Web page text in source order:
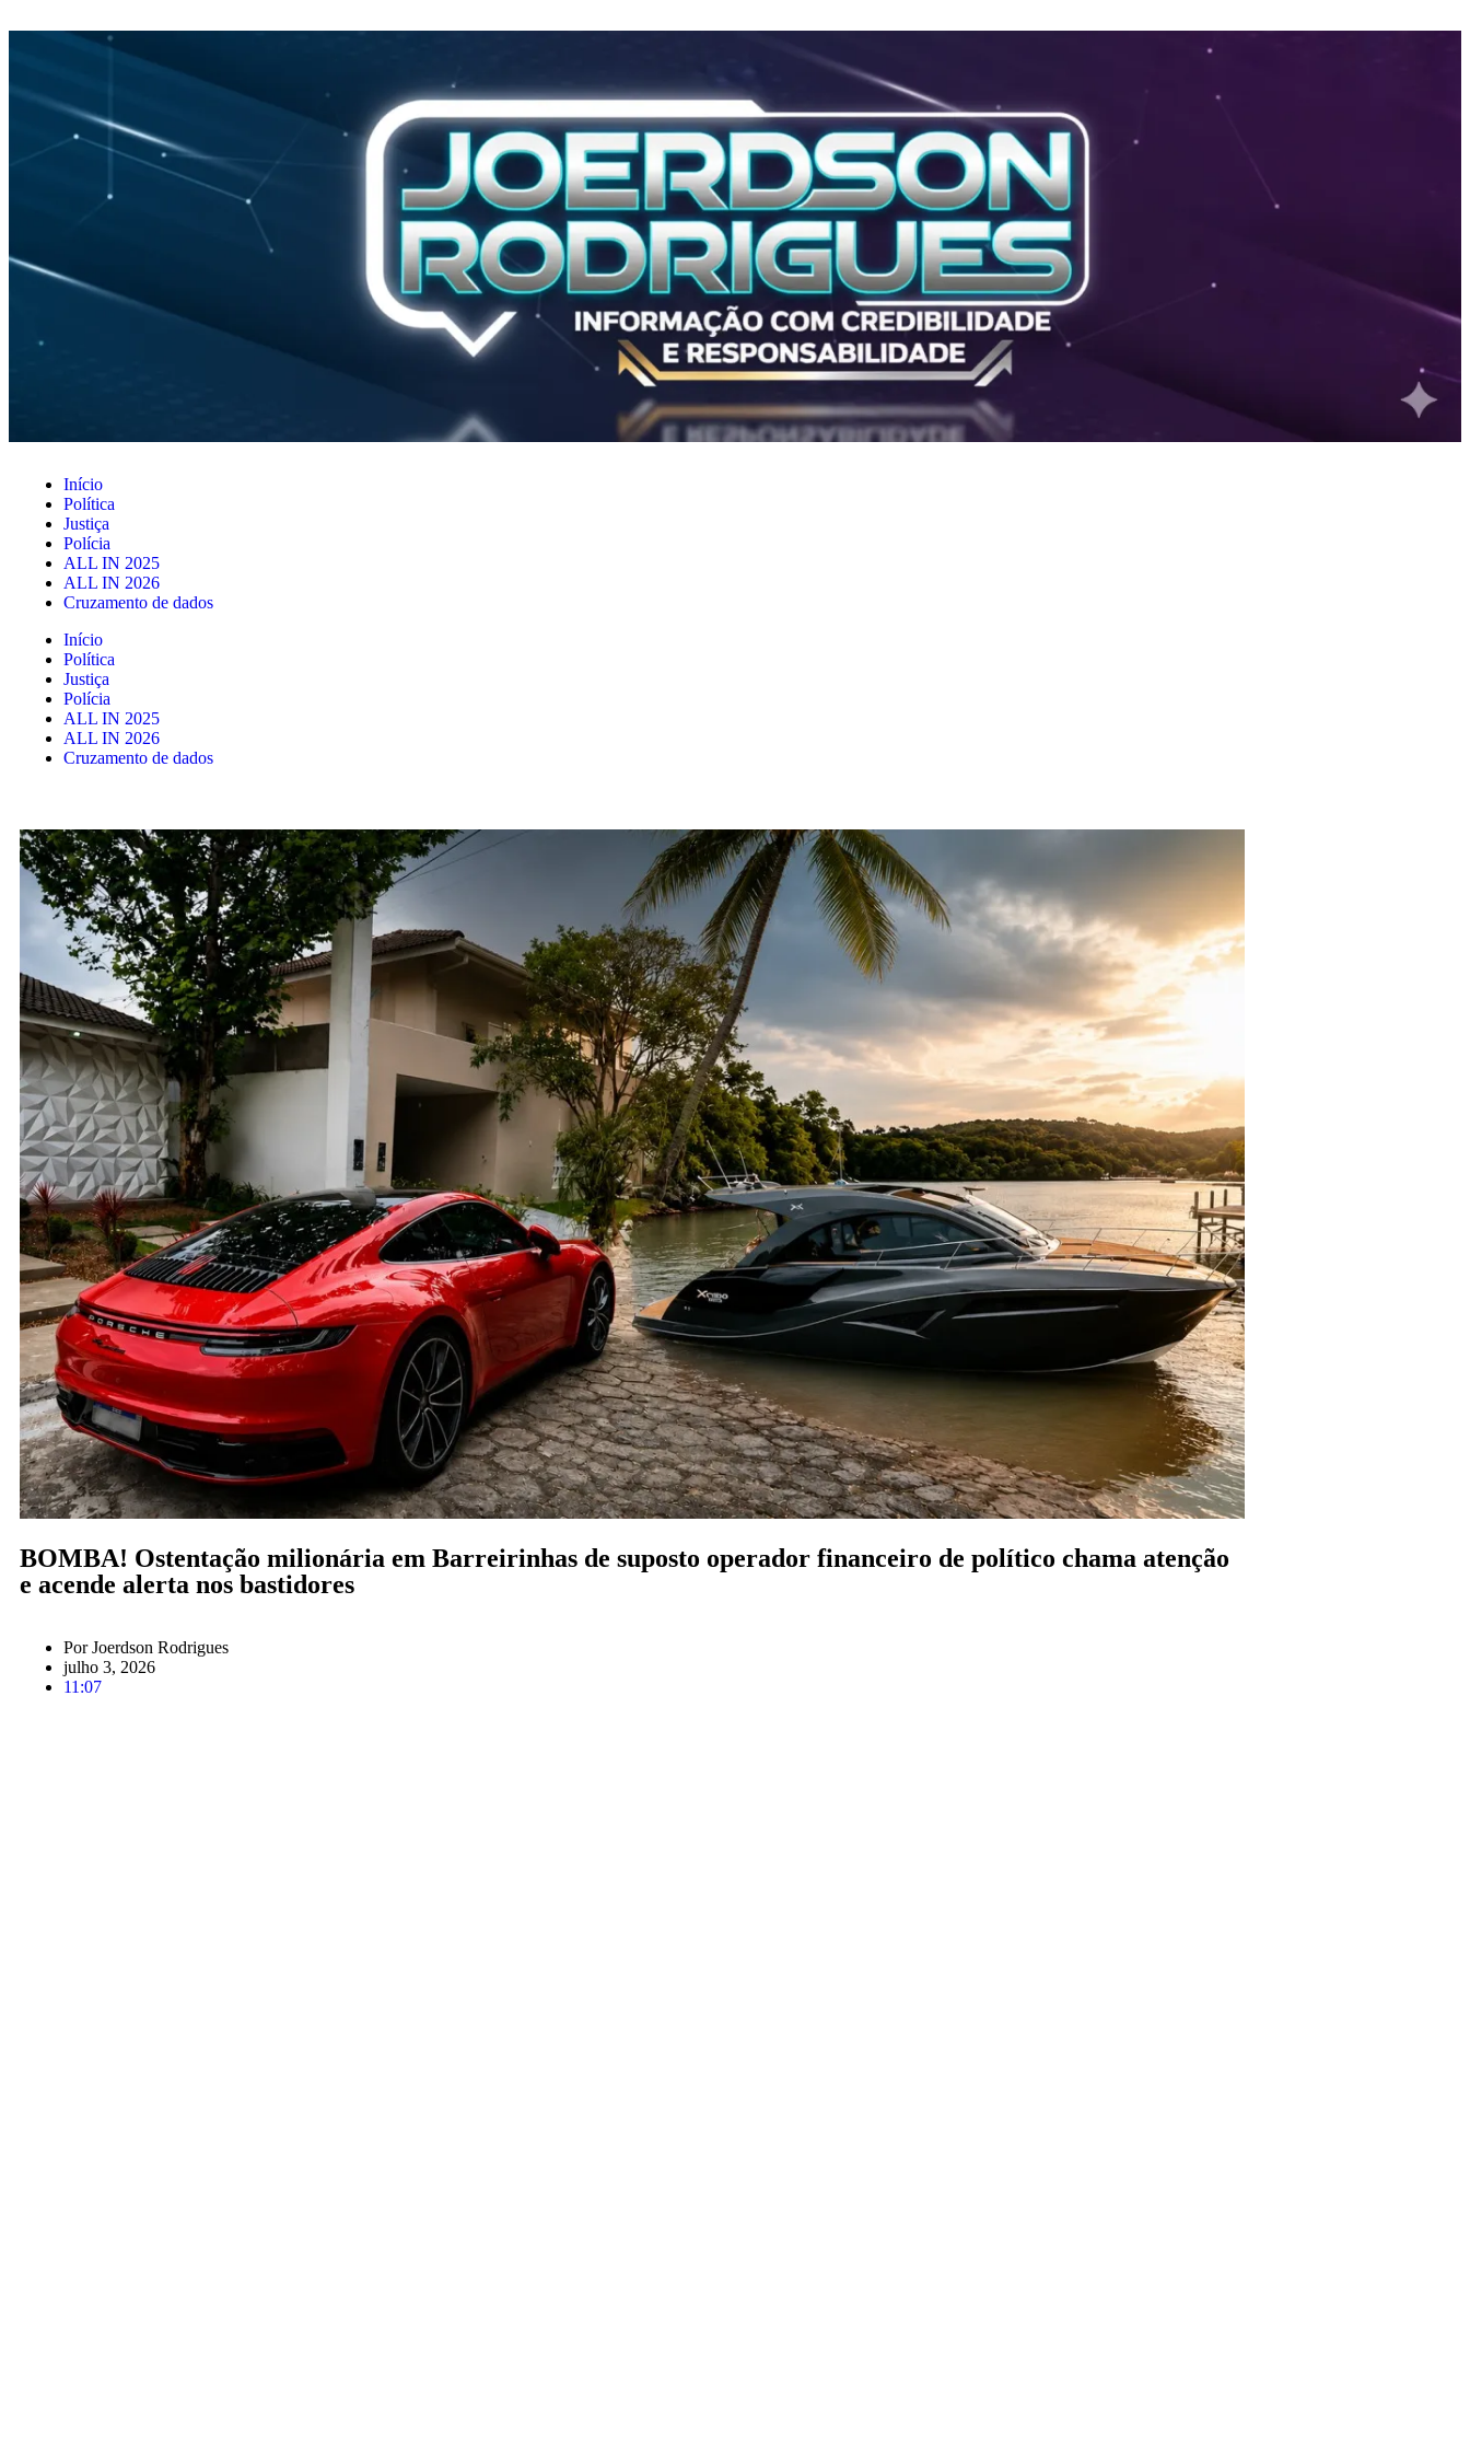
Início
Política
Justiça
Polícia
ALL IN 2025
ALL IN 2026
Cruzamento de dados
Início
Política
Justiça
Polícia
ALL IN 2025
ALL IN 2026
Cruzamento de dados
BOMBA! Ostentação milionária em Barreirinhas de suposto operador financeiro de político chama atenção
e acende alerta nos bastidores
PorJoerdson Rodrigues
julho 3, 2026
11:07